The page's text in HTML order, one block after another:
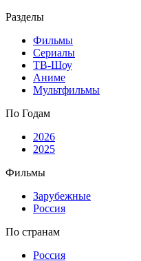
Разделы
Фильмы
Сериалы
ТВ-Шоу
Аниме
Мультфильмы
По Годам
2026
2025
Фильмы
Зарубежные
Россия
По странам
Россия